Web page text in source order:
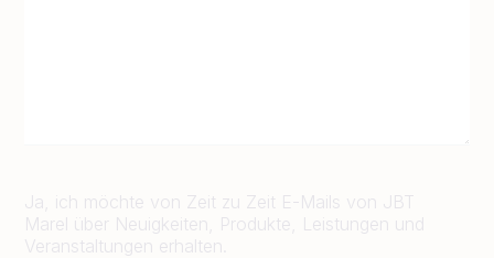
Ja, ich möchte von Zeit zu Zeit E-Mails von JBT
Marel über Neuigkeiten, Produkte, Leistungen und
Veranstaltungen erhalten.